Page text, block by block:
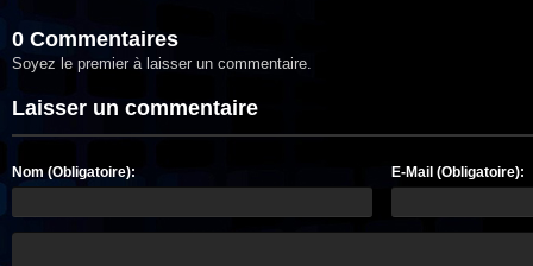
0 Commentaires
Soyez le premier à laisser un commentaire.
Laisser un commentaire
Nom (Obligatoire): E-Mail (Obligatoire):